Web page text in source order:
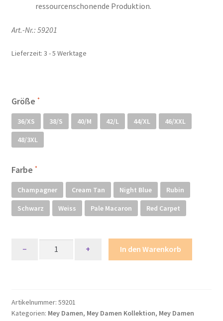
Metodi di pagamento
Minha conta
Politica e modulo di cancellazione
Politica sulla privacy
Richtlinie für Rückerstattungen und Rückgaben
Shop
Shop
Warenkorb
ressourcenschonende Produktion.
Art.-Nr.: 59201
Lieferzeit: 3 - 5 Werktage
Größe
36/XS 38/S 40/M 42/L 44/XL 46/XXL
48/3XL
Farbe
Champagner Cream Tan Night Blue Rubin
Schwarz Weiss Pale Macaron Red Carpet
−
Menge
+ In den Warenkorb
Artikelnummer: 59201
Kategorien: Mey Damen, Mey Damen Kollektion, Mey Damen